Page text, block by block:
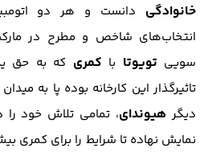
خانوادگی دانست و هر دو
انتخاب‌های شاخص و مطرح در
سویی تویوتا با کمری که به حق
تاثیرگذار این کارخانه بوده پا به
دیگر هیوندای، تمامی تلاش خود را
نمایش نهاده تا شرایط را برای